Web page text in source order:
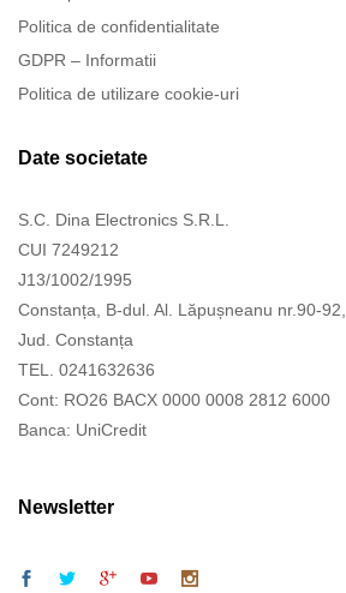
Politica de confidentialitate
GDPR – Informatii
Politica de utilizare cookie-uri
Date societate
S.C. Dina Electronics S.R.L.
CUI 7249212
J13/1002/1995
Constanța, B-dul. Al. Lăpușneanu nr.90-92,
Jud. Constanța
TEL. 0241632636
Cont: RO26 BACX 0000 0008 2812 6000
Banca: UniCredit
Newsletter